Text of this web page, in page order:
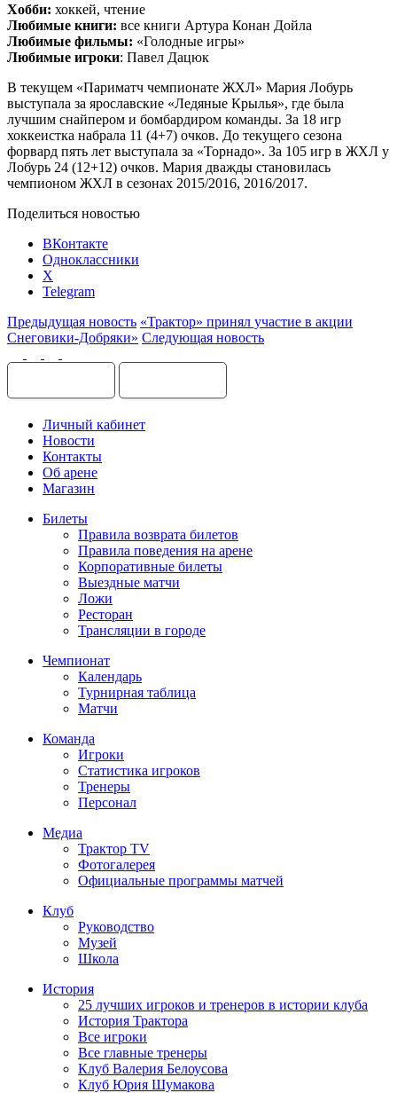
Хобби: хоккей, чтение
Любимые книги: все книги Артура Конан Дойла
Любимые фильмы: «Голодные игры»
Любимые игроки: Павел Дацюк
В текущем «Париматч чемпионате ЖХЛ» Мария Лобурь
выступала за ярославские «Ледяные Крылья», где была
лучшим снайпером и бомбардиром команды. За 18 игр
хоккеистка набрала 11 (4+7) очков. До текущего сезона
форвард пять лет выступала за «Торнадо». За 105 игр в ЖХЛ у
Лобурь 24 (12+12) очков. Мария дважды становилась
чемпионом ЖХЛ в сезонах 2015/2016, 2016/2017.
Поделиться новостью
ВКонтакте
Одноклассники
X
Telegram
Предыдущая новость «Трактор» принял участие в акции
Снеговики-Добряки» Следующая новость
Личный кабинет
Новости
Контакты
Об арене
Магазин
Билеты
Правила возврата билетов
Правила поведения на арене
Корпоративные билеты
Выездные матчи
Ложи
Ресторан
Трансляции в городе
Чемпионат
Календарь
Турнирная таблица
Матчи
Команда
Игроки
Статистика игроков
Тренеры
Персонал
Медиа
Трактор TV
Фотогалерея
Официальные программы матчей
Клуб
Руководство
Музей
Школа
История
25 лучших игроков и тренеров в истории клуба
История Трактора
Все игроки
Все главные тренеры
Клуб Валерия Белоусова
Клуб Юрия Шумакова